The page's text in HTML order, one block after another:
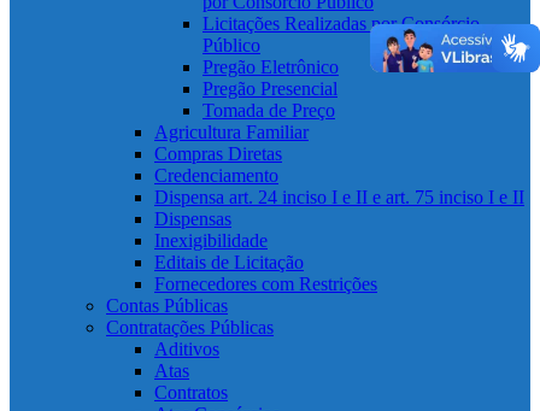
Licitações Realizadas por Consórcio
Público
Pregão Eletrônico
Pregão Presencial
Tomada de Preço
Agricultura Familiar
Compras Diretas
Credenciamento
Dispensa art. 24 inciso I e II e art. 75 inciso I e II
Dispensas
Inexigibilidade
Editais de Licitação
Fornecedores com Restrições
Contas Públicas
Contratações Públicas
Aditivos
Atas
Contratos